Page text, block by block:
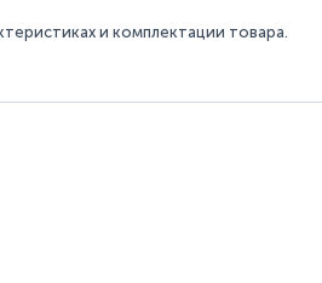
и комплектации товара.